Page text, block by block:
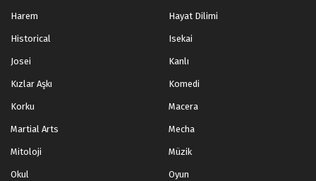
Harem Hayat Dilimi
Historical Isekai
Josei Kanlı
Kızlar Aşkı Komedi
Korku Macera
Martial Arts Mecha
Mitoloji Müzik
Okul Oyun